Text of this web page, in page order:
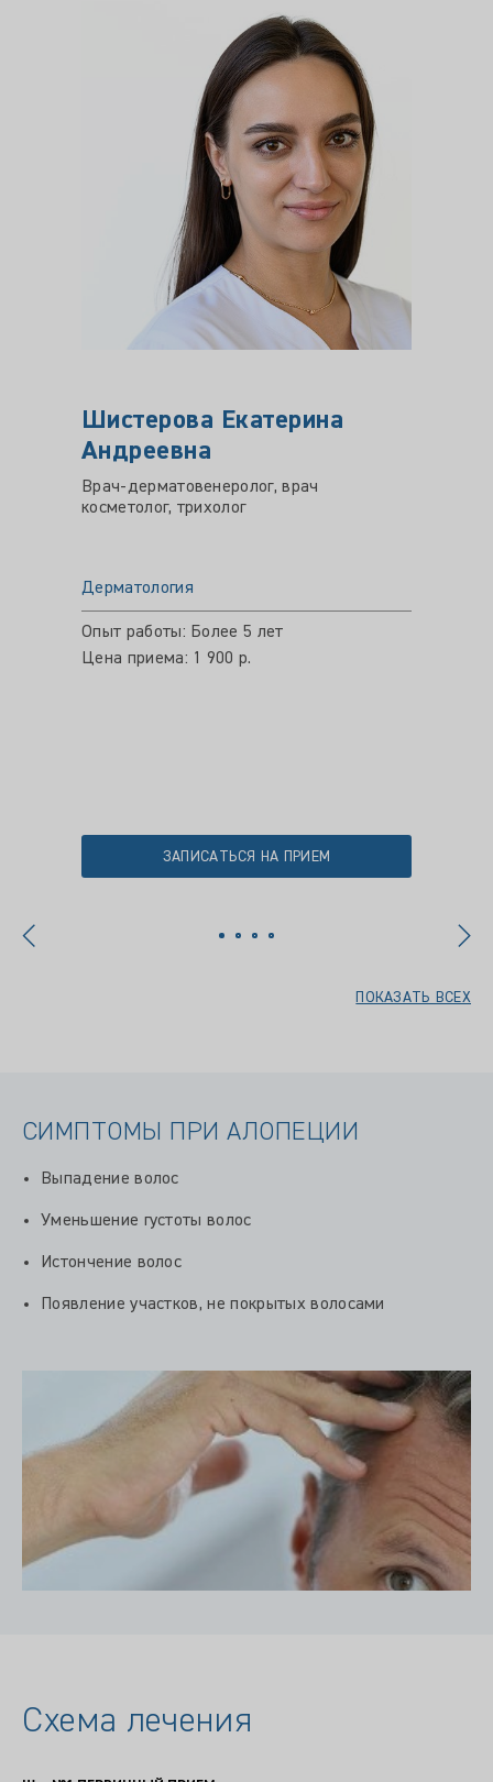
Шистерова Екатерина
Андреевна
Врач-дерматовенеролог, врач
косметолог, трихолог
Дерматология
Опыт работы: Более 5 лет
Цена приема: 1 900 р.
ЗАПИСАТЬСЯ НА ПРИЕМ
ПОКАЗАТЬ ВСЕХ
СИМПТОМЫ ПРИ АЛОПЕЦИИ
Выпадение волос
Уменьшение густоты волос
Истончение волос
Появление участков, не покрытых волосами
Схема лечения